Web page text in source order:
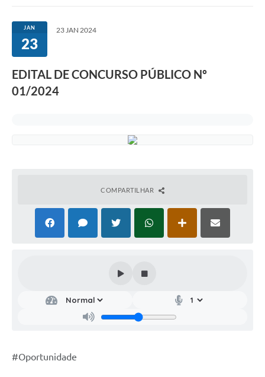
JAN
23
23 JAN 2024
EDITAL DE CONCURSO PÚBLICO Nº
01/2024
COMPARTILHAR
#Oportunidade